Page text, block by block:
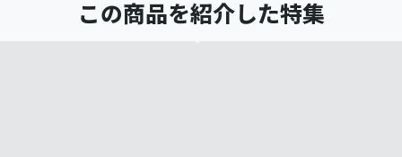
この商品を紹介した特集